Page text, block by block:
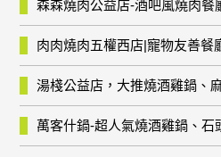
森森燒肉公益店-酒吧風燒肉餐
肉肉燒肉五權西店|寵物友善餐
湯棧公益店，大推燒酒雞鍋、
萬客什鍋-超人氣燒酒雞鍋、石